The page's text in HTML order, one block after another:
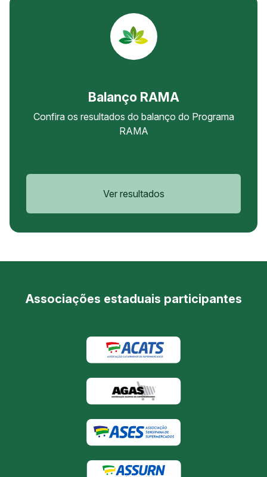
Balanço RAMA
Confira os resultados do balanço do Programa
RAMA
Ver resultados
Associações estaduais participantes